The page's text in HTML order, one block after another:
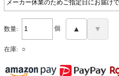
数量: 個 ▲ ▼
在庫: ○